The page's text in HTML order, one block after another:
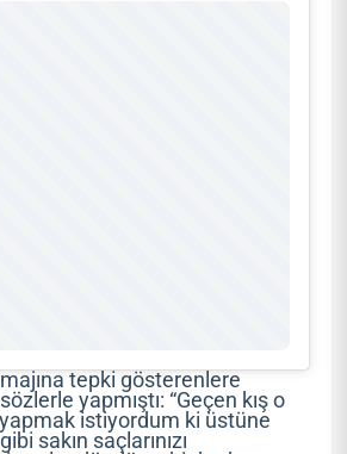
tepki gösterenlere
yapmıştı: “Geçen kış o
istiyordum ki üstüne
sakın saçlarınızı